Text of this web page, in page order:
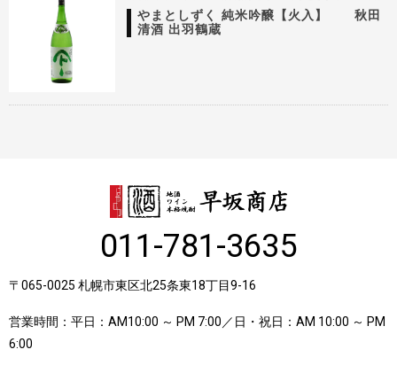
やまとしずく 純米吟醸【火入】 秋田
清酒 出羽鶴蔵
011-781-3635
〒065-0025 札幌市東区北25条東18丁目9-16
営業時間：平日：AM10:00 ～ PM 7:00／日・祝日：AM 10:00 ～ PM
6:00